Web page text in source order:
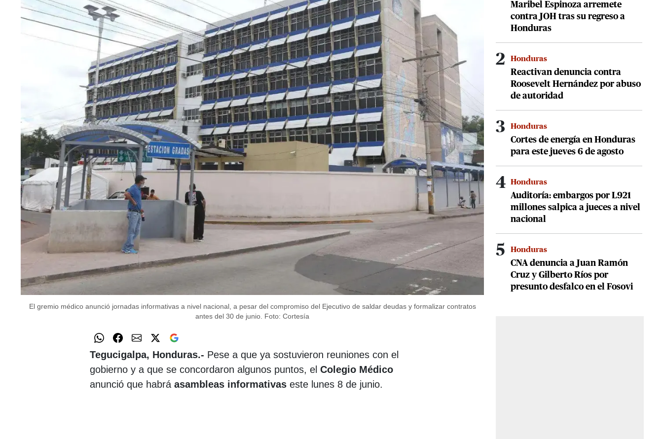
El gremio médico anunció jornadas informativas a nivel nacional, a pesar del compromiso del Ejecutivo de saldar deudas y formalizar contratos
antes del 30 de junio. Foto: Cortesía
Tegucigalpa, Honduras.- Pese a que ya sostuvieron reuniones con el
gobierno y a que se concordaron algunos puntos, elColegio Médico
anunció que habráasambleas informativaseste lunes 8 de junio.
Maribel Espinoza arremete
contra JOH tras su regreso a
Honduras
2 Honduras
Reactivan denuncia contra
Roosevelt Hernández por abuso
de autoridad
3 Honduras
Cortes de energía en Honduras
para este jueves 6 de agosto
4 Honduras
Auditoría: embargos por L921
millones salpica a jueces a nivel
nacional
5 Honduras
CNA denuncia a Juan Ramón
Cruz y Gilberto Ríos por
presunto desfalco en el Fosovi